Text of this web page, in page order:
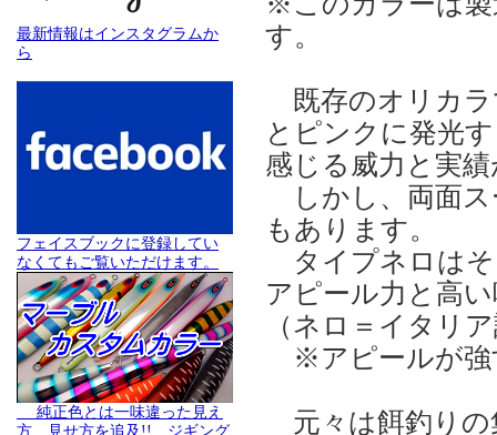
最新情報はインスタグラムか
ら
フェイスブックに登録してい
なくてもご覧いただけます。
純正色とは一味違った見え
方、見せ方を追及!! ジギング
す。
既存のオリカラ
とピンクに発光
感じる威力と実
しかし、両面ス
もあります。
タイプネロはそ
アピール力と高
（ネロ＝イタリ
※アピールが強
元々は餌釣りの